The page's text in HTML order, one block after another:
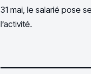
31 mai, le salarié pose
l’activité.